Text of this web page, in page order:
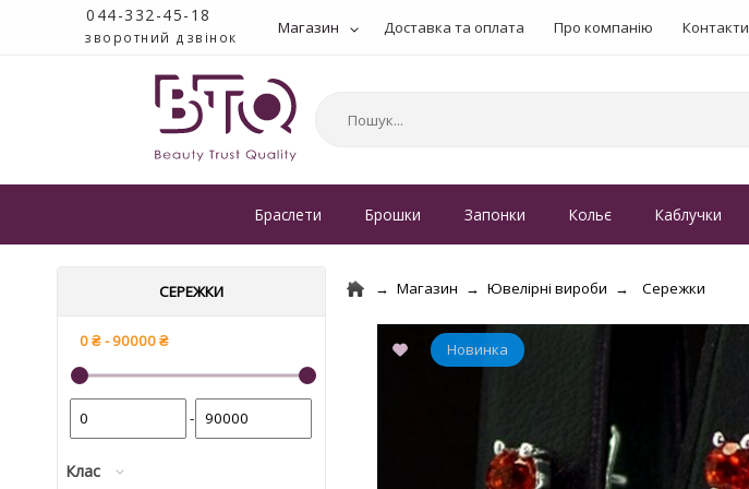
044-332-45-18
зворотний дзвінок Магазин Доставка та оплата Про компанію Контакти
Браслети Брошки Запонки Кольє Каблучки
СЕРЕЖКИ
-
Клас
Магазин Ювелірні вироби Сережки